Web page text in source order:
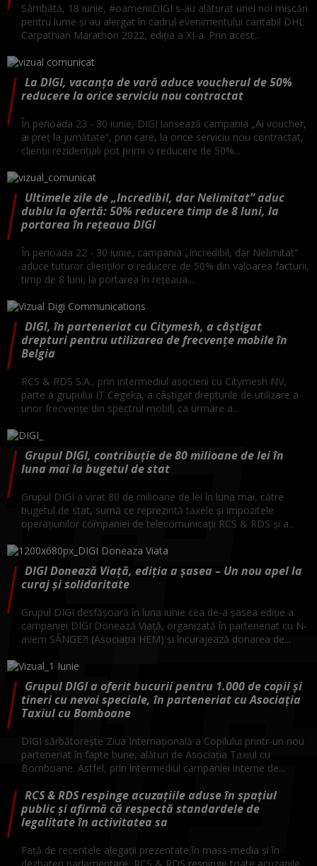
Sâmbătă, 18 iunie, #oameniiDIGI s-au alăturat unei noi mișcări
pentru lume și au alergat în cadrul evenimentului caritabil DHL
Carpathian Marathon 2022, ediția a XI-a. Prin acest...
La DIGI, vacanța de vară aduce voucherul de 50%
reducere la orice serviciu nou contractat
În perioada 23 - 30 iunie, DIGI lansează campania „Ai voucher,
ai preț la jumătate”, prin care, la orice serviciu nou contractat,
clienții rezidențiali pot primi o reducere de 50%...
Ultimele zile de „Incredibil, dar Nelimitat” aduc
dublu la ofertă: 50% reducere timp de 8 luni, la
portarea în rețeaua DIGI
În perioada 22 - 30 iunie, campania „Incredibil, dar Nelimitat”
aduce tuturor clienților o reducere de 50% din valoarea facturii,
timp de 8 luni, la portarea în rețeaua...
DIGI, în parteneriat cu Citymesh, a câștigat
drepturi pentru utilizarea de frecvențe mobile în
Belgia
RCS & RDS S.A., prin intermediul asocierii cu Citymesh NV,
parte a grupului IT Cegeka, a câștigat drepturile de utilizare a
unor frecvențe din spectrul mobil, ca urmare a...
Grupul DIGI, contribuție de 80 milioane de lei în
luna mai la bugetul de stat
Grupul DIGI a virat 80 de milioane de lei în luna mai, către
bugetul de stat, sumă ce reprezintă taxele și impozitele
operațiunilor companiei de telecomunicații RCS & RDS și a...
DIGI Donează Viață, ediția a șasea – Un nou apel la
curaj și solidaritate
Grupul DIGI desfășoară în luna iunie cea de-a șasea ediție a
campaniei DIGI Donează Viață, organizată în parteneriat cu N-
avem SÂNGE?! (Asociația HEM) și încurajează donarea de...
Grupul DIGI a oferit bucurii pentru 1.000 de copii și
tineri cu nevoi speciale, în parteneriat cu Asociația
Taxiul cu Bomboane
DIGI sărbătorește Ziua Internațională a Copilului printr-un nou
parteneriat în fapte bune, alături de Asociația Taxiul cu
Bomboane. Astfel, prin intermediul campaniei interne de...
RCS & RDS respinge acuzațiile aduse în spațiul
public și afirmă că respectă standardele de
legalitate în activitatea sa
Față de recentele alegații prezentate în mass-media și în